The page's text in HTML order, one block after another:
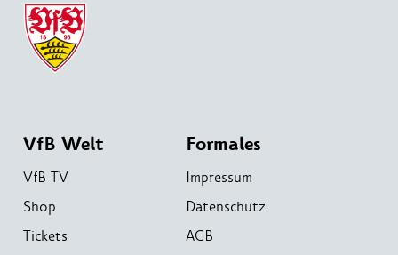
VfB Welt
VfB TV
Shop
Tickets
Formales
Impressum
Datenschutz
AGB